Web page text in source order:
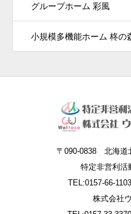
グループホーム 彩風
小規模多機能ホーム 柊の
〒090-0838 北海道
特定非営利活
TEL:0157-66-
株式会社